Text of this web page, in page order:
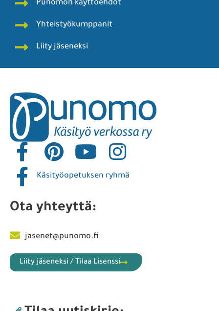
Punomon käyttöehdot
Yhteistyökumppanit
Liity jäseneksi
Käsityöopetuksen ryhmä
Ota yhteyttä:
jasenet@punomo.fi
Liity jäseneksi / Tilaa Lisenssi